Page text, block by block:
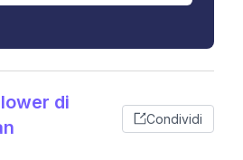
di
Condividi